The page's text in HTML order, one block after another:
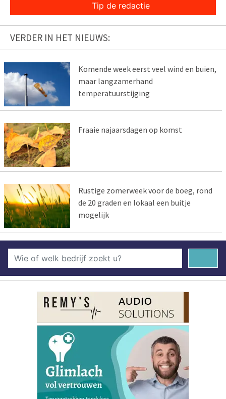
Tip de redactie
VERDER IN HET NIEUWS:
Komende week eerst veel wind en buien,
maar langzamerhand
temperatuurstijging
Fraaie najaarsdagen op komst
Rustige zomerweek voor de boeg, rond
de 20 graden en lokaal een buitje
mogelijk